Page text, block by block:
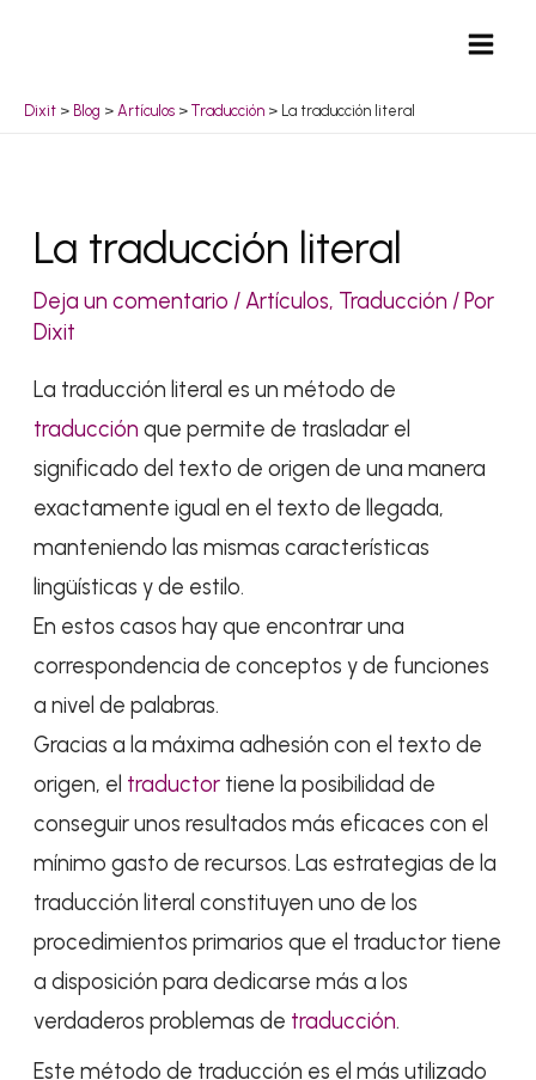
Dixit > Blog > Artículos > Traducción > La traducción literal
La traducción literal
Deja un comentario /Artículos, Traducción / Por
Dixit
La traducción literal es un método de
traducción que permite de trasladar el
significado del texto de origen de una manera
exactamente igual en el texto de llegada,
manteniendo las mismas características
lingüísticas y de estilo.
En estos casos hay que encontrar una
correspondencia de conceptos y de funciones
a nivel de palabras.
Gracias a la máxima adhesión con el texto de
origen, el traductor tiene la posibilidad de
conseguir unos resultados más eficaces con el
mínimo gasto de recursos. Las estrategias de la
traducción literal constituyen uno de los
procedimientos primarios que el traductor tiene
a disposición para dedicarse más a los
verdaderos problemas de traducción.
Este método de traducción es el más utilizado
entradas